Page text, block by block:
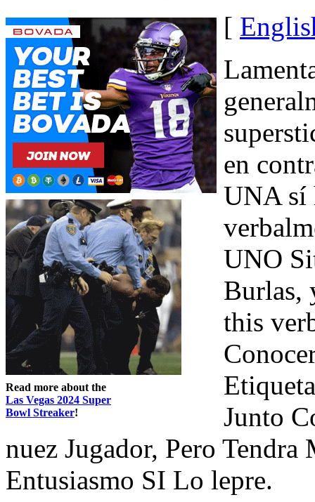
Read more about the
Las Vegas 2024 Super
Bowl Streaker!
[
en
UNA sí
UNO
Burlas,
this
Junto
nuez Jugador, Pero Tendra
Entusiasmo SI Lo lepre.